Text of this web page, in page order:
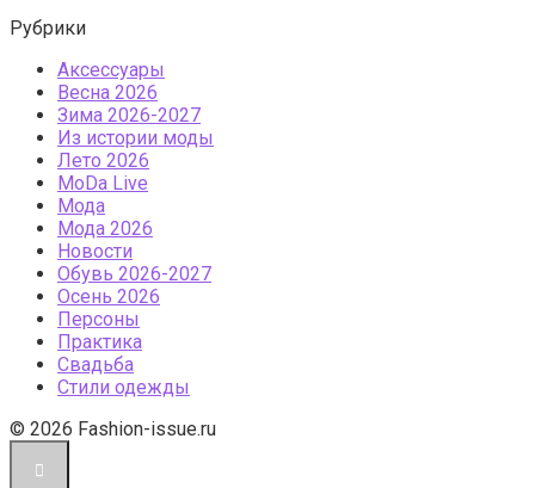
Рубрики
Аксессуары
Весна 2026
Зима 2026-2027
Из истории моды
Лето 2026
МоDа Live
Мода
Мода 2026
Новости
Обувь 2026-2027
Осень 2026
Персоны
Практика
Свадьба
Стили одежды
© 2026 Fashion-issue.ru